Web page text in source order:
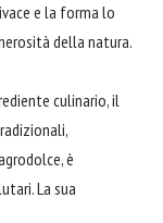
e la forma lo
della natura.
culinario, il
è
La sua